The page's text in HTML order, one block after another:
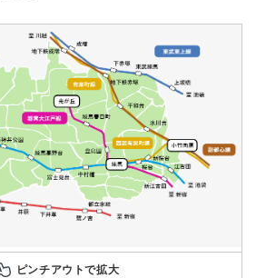
ピンチアウトで拡大